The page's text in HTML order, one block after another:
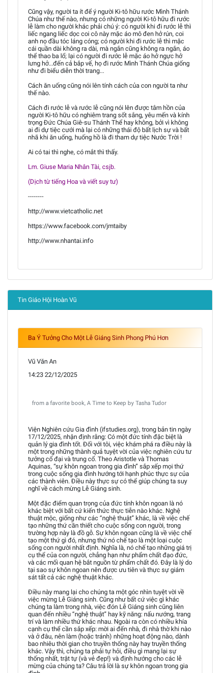
Cũng vậy, người ta ít để ý người Ki-tô hữu rước Mình Thánh
Chúa như thế nào, nhưng có những người Ki-tô hữu đi rước
lễ làm cho người khác phải chú ý: có người khi đi rước lễ thì
liếc ngang liếc dọc coi cô này mặc áo mô đen hở rún, coi
anh nọ đầu tóc láng cóng; có người khi đi rước lễ thì mặc
cái quần dài không ra dài, mà ngắn cũng không ra ngắn, áo
thể thao ba lổ; lại có người đi rước lễ mặc áo hở ngực hở
lưng hở...đến cả bắp vế, họ đi rước Mình Thánh Chúa giống
như đi biểu diễn thời trang...
Cách ăn uống cũng nói lên tính cách của con người ta như
thế nào.
Cách đi rước lễ và rước lễ cũng nói lên được tâm hồn của
người Ki-tô hữu có nghiêm trang sốt sắng, yêu mến và kính
trọng Đức Chúa Giê-su Thánh Thể hay không, bởi vì không
ai đi dự tiệc cưới mà lại có những thái độ bất lịch sự và bất
nhã khi ăn uống, huống hồ là đi tham dự tiệc Nước Trời !
Ai có tai thì nghe, có mắt thì thấy.
Lm. Giuse Maria Nhân Tài, csjb.
(Dịch từ tiếng Hoa và viết suy tư)
--------
http://www.vietcatholic.net
https://www.facebook.com/jmtaiby
http://www.nhantai.info
Tin Giáo Hội Hoàn Vũ
Ba Ý Tưởng Cho Một Lễ Giáng Sinh Phong Phú Hơn
Vũ Văn An
14:23 22/12/2025
from a favorite book, A Time to Keep by Tasha Tudor
Viện Nghiên cứu Gia đình (ifstudies.org), trong bản tin ngày
17/12/2025, nhận định rằng: Có một đức tính đặc biệt là
quản lý gia đình tốt. Đối với tôi, việc khám phá ra điều này là
một trong những thành quả tuyệt vời của việc nghiên cứu tư
tưởng cổ đại và trung cổ. Theo Aristotle và Thomas
Aquinas, “sự khôn ngoan trong gia đình” sắp xếp mọi thứ
trong cuộc sống gia đình hướng tới hạnh phúc thực sự của
các thành viên. Điều này thực sự có thể giúp chúng ta suy
nghĩ về cách mừng Lễ Giáng sinh.
Một đặc điểm quan trọng của đức tính khôn ngoan là nó
khác biệt với bất cứ kiến thức thực tiễn nào khác. Nghệ
thuật mộc, giống như các “nghệ thuật” khác, là về việc chế
tạo những thứ cần thiết cho cuộc sống con người, trong
trường hợp này là đồ gỗ. Sự khôn ngoan cũng là về việc chế
tạo một thứ gì đó, nhưng thứ nó chế tạo là một loại cuộc
sống con người nhất định. Nghĩa là, nó chế tạo những giá trị
cụ thể của con người, chẳng hạn như phẩm chất đạo đức,
và các mối quan hệ bắt nguồn từ phẩm chất đó. Đây là lý do
tại sao sự khôn ngoan nên được ưu tiên và thực sự giám
sát tất cả các nghệ thuật khác.
Điều này mang lại cho chúng ta một góc nhìn tuyệt vời về
việc mừng Lễ Giáng sinh. Cũng như bất cứ việc gì khác
chúng ta làm trong nhà, việc đón Lễ Giáng sinh cũng liên
quan đến nhiều “nghệ thuật” hay kỹ năng: nấu nướng, trang
trí và làm nhiều thứ khác nhau. Ngoài ra còn có nhiều khía
cạnh cụ thể cần sắp xếp: mời ai đến nhà, đi nhà thờ khi nào
và ở đâu, nên làm (hoặc tránh) những hoạt động nào, dành
bao nhiêu thời gian cho truyền thống này hay truyền thống
khác. Vậy thì, chúng ta phải tự hỏi, điều gì mang lại sự
thống nhất, trật tự (và vẻ đẹp!) và định hướng cho các lễ
mừng của chúng ta? Câu trả lời là sự khôn ngoan trong gia